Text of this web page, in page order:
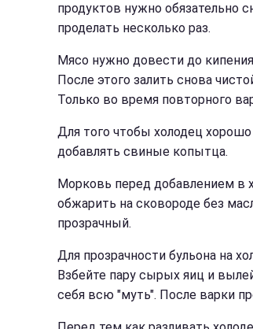
продуктов нужно обязательно
проделать несколько раз.
Мясо нужно довести до
После этого залить снова
Только во время повторного
Для того чтобы холодец
добавлять свиные копытца.
Морковь перед добавлением в
обжарить на сковороде без
прозрачный.
Для прозрачности бульона на
Взбейте пару сырых яиц и
себя всю "муть". После варки